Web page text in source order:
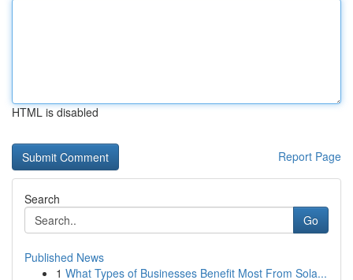
HTML is disabled
Report Page
Search
Go
Published News
1 What Types of Businesses Benefit Most From Sola...